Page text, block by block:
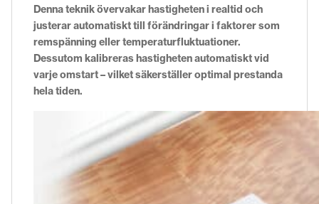
Denna teknik övervakar hastigheten i realtid och
justerar automatiskt till förändringar i faktorer som
remspänning eller temperaturfluktuationer.
Dessutom kalibreras hastigheten automatiskt vid
varje omstart – vilket säkerställer optimal prestanda
hela tiden.